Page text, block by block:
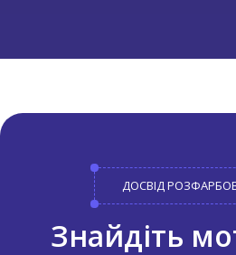
ДОСВІД
Знайдіть